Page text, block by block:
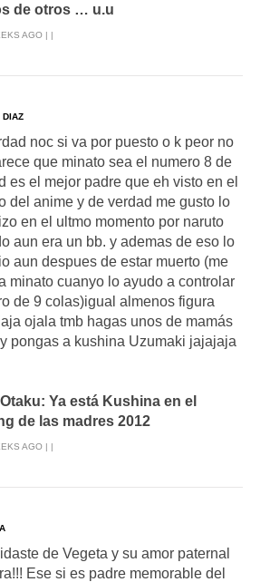
de otros … u.u
AGO | |
DIAZ
noc si va por puesto o k peor no
que minato sea el numero 8 de
es el mejor padre que eh visto en el
del anime y de verdad me gusto lo
en el ultmo momento por naruto
aun era un bb. y ademas de eso lo
aun despues de estar muerto (me
minato cuanyo lo ayudo a controlar
de 9 colas)igual almenos figura
ojala tmb hagas unos de mamás
y pongas a kushina Uzumaki jajajaja
Ya está Kushina en el
de las madres 2012
AGO | |
de Vegeta y su amor paternal
Ese si es padre memorable del